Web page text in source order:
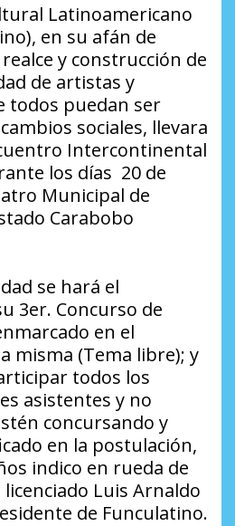
Latinoamericano
en su afán de
y construcción de
de artistas y
todos puedan ser
sociales, llevara
Intercontinental
los días 20 de
Municipal de
Carabobo
se hará el
3er. Concurso de
en el
misma (Tema libre); y
todos los
asistentes y no
concursando y
en la postulación,
indico en rueda de
Luis Arnaldo
de Funculatino.